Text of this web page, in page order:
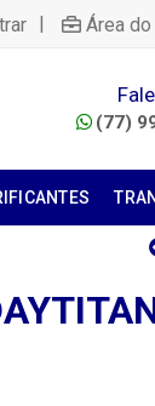
| Área
(77)